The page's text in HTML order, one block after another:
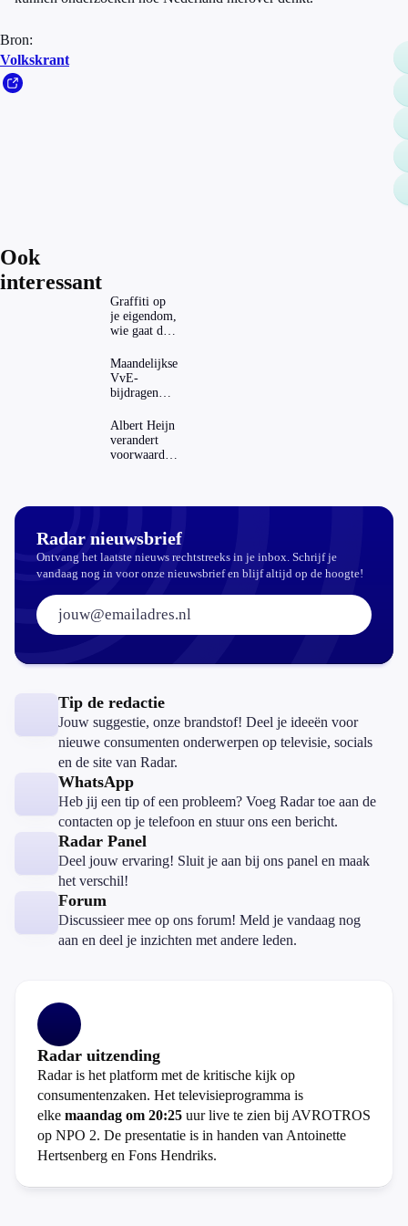
Bron:
Volkskrant
Ook
interessant
Graffiti op
je eigendom,
wie gaat dat
Maandelijkse
VvE-
bijdragen
dat invloed
op je
hypotheek?
Albert Heijn
verandert
voorwaarden
Radar nieuwsbrief
Ontvang het laatste nieuws rechtstreeks in je inbox. Schrijf je
vandaag nog in voor onze nieuwsbrief en blijf altijd op de hoogte!
E-mailadres:
Tip de redactie
Jouw suggestie, onze brandstof! Deel je ideeën voor
nieuwe consumenten onderwerpen op televisie, socials
en de site van Radar.
WhatsApp
Heb jij een tip of een probleem? Voeg Radar toe aan de
contacten op je telefoon en stuur ons een bericht.
Radar Panel
Deel jouw ervaring! Sluit je aan bij ons panel en maak
het verschil!
Forum
Discussieer mee op ons forum! Meld je vandaag nog
aan en deel je inzichten met andere leden.
Radar uitzending
Radar is het platform met de kritische kijk op
consumentenzaken. Het televisieprogramma is
elke maandag om 20:25 uur live te zien bij AVROTROS
op NPO 2. De presentatie is in handen van Antoinette
Hertsenberg en Fons Hendriks.